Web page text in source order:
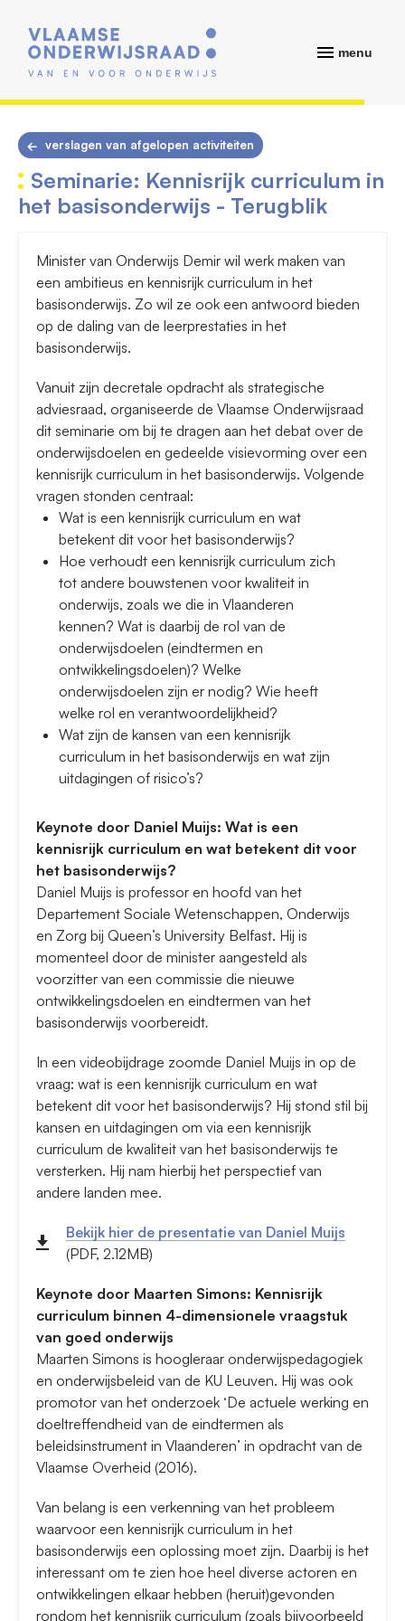
menu
verslagen van afgelopen activiteiten
Seminarie: Kennisrijk curriculum in
het basisonderwijs - Terugblik
Minister van Onderwijs Demir wil werk maken van
een ambitieus en kennisrijk curriculum in het
basisonderwijs. Zo wil ze ook een antwoord bieden
op de daling van de leerprestaties in het
basisonderwijs.
Vanuit zijn decretale opdracht als strategische
adviesraad, organiseerde de Vlaamse Onderwijsraad
dit seminarie om bij te dragen aan het debat over de
onderwijsdoelen en gedeelde visievorming over een
kennisrijk curriculum in het basisonderwijs. Volgende
vragen stonden centraal:
Wat is een kennisrijk curriculum en wat
betekent dit voor het basisonderwijs?
Hoe verhoudt een kennisrijk curriculum zich
tot andere bouwstenen voor kwaliteit in
onderwijs, zoals we die in Vlaanderen
kennen? Wat is daarbij de rol van de
onderwijsdoelen (eindtermen en
ontwikkelingsdoelen)? Welke
onderwijsdoelen zijn er nodig? Wie heeft
welke rol en verantwoordelijkheid?
Wat zijn de kansen van een kennisrijk
curriculum in het basisonderwijs en wat zijn
uitdagingen of risico’s?
Keynote door Daniel Muijs: Wat is een
kennisrijk curriculum en wat betekent dit voor
het basisonderwijs?
Daniel Muijs is professor en hoofd van het
Departement Sociale Wetenschappen, Onderwijs
en Zorg bij Queen’s University Belfast. Hij is
momenteel door de minister aangesteld als
voorzitter van een commissie die nieuwe
ontwikkelingsdoelen en eindtermen van het
basisonderwijs voorbereidt.
In een videobijdrage zoomde Daniel Muijs in op de
vraag: wat is een kennisrijk curriculum en wat
betekent dit voor het basisonderwijs? Hij stond stil bij
kansen en uitdagingen om via een kennisrijk
curriculum de kwaliteit van het basisonderwijs te
versterken. Hij nam hierbij het perspectief van
andere landen mee.
Bekijk hier de presentatie van Daniel Muijs
(PDF, 2.12MB)
Keynote door Maarten Simons: Kennisrijk
curriculum binnen 4-dimensionele vraagstuk
van goed onderwijs
Maarten Simons is hoogleraar onderwijspedagogiek
en onderwijsbeleid van de KU Leuven. Hij was ook
promotor van het onderzoek ‘De actuele werking en
doeltreffendheid van de eindtermen als
beleidsinstrument in Vlaanderen’ in opdracht van de
Vlaamse Overheid (2016).
Van belang is een verkenning van het probleem
waarvoor een kennisrijk curriculum in het
basisonderwijs een oplossing moet zijn. Daarbij is het
interessant om te zien hoe heel diverse actoren en
ontwikkelingen elkaar hebben (heruit)gevonden
rondom het kennisrijk curriculum (zoals bijvoorbeeld